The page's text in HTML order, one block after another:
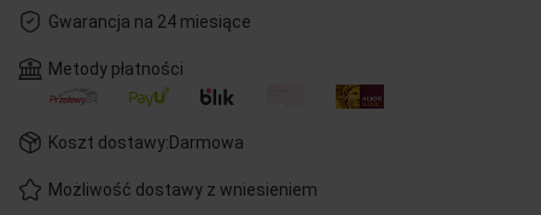
Gwarancja na 24 miesiące
Metody płatności
Koszt dostawy:Darmowa
Możliwość dostawy z wniesieniem